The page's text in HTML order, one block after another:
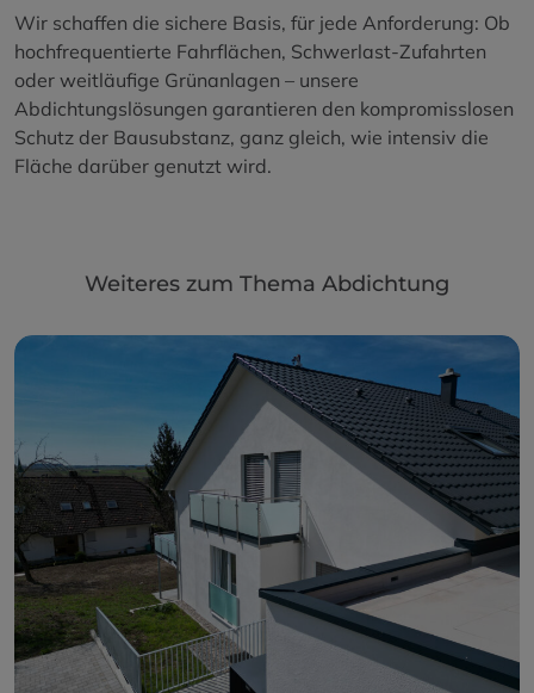
Wir schaffen die sichere Basis, für jede Anforderung: Ob
hochfrequentierte Fahrflächen, Schwerlast-Zufahrten
oder weitläufige Grünanlagen – unsere
Abdichtungslösungen garantieren den kompromisslosen
Schutz der Bausubstanz, ganz gleich, wie intensiv die
Fläche darüber genutzt wird.
Weiteres zum Thema Abdichtung